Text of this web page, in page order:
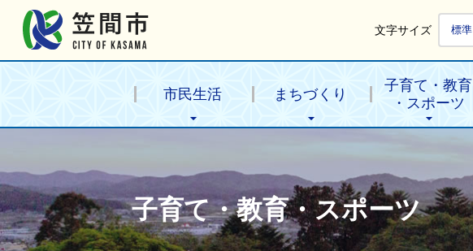
文字サイズ 標準
市民生活 まちづくり
子育て・教育
・スポーツ
子育て・教育・スポーツ